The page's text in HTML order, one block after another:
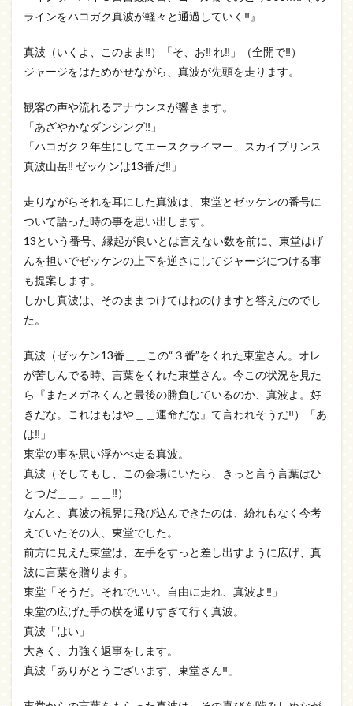
ラインをハコガク真波が軽々と通過していく‼』
真波（いくよ、このまま‼）「そ、お‼ れ‼」（全開で‼）
ジャージをはためかせながら、真波が先頭を走ります。
観客の声や流れるアナウンスが響きます。
「あざやかなダンシング‼」
「ハコガク２年生にしてエースクライマー、スカイプリンス
真波山岳‼ ゼッケンは13番だ‼」
走りながらそれを耳にした真波は、東堂とゼッケンの番号に
ついて語った時の事を思い出します。
13という番号、縁起が良いとは言えない数を前に、東堂はげ
んを担いでゼッケンの上下を逆さにしてジャージにつける事
も提案します。
しかし真波は、そのままつけてはねのけますと答えたのでし
た。
真波（ゼッケン13番＿＿この“３番”をくれた東堂さん。オレ
が苦しんでる時、言葉をくれた東堂さん。今この状況を見た
ら『またメガネくんと最後の勝負しているのか、真波よ。好
きだな。これはもはや＿＿運命だな』て言われそうだ‼）「あ
は‼」
東堂の事を思い浮かべ走る真波。
真波（そしてもし、この会場にいたら、きっと言う言葉はひ
とつだ＿＿。＿＿‼）
なんと、真波の視界に飛び込んできたのは、紛れもなく今考
えていたその人、東堂でした。
前方に見えた東堂は、左手をすっと差し出すように広げ、真
波に言葉を贈ります。
東堂「そうだ。それでいい。自由に走れ、真波よ‼」
東堂の広げた手の横を通りすぎて行く真波。
真波「はい」
大きく、力強く返事をします。
真波「ありがとうございます、東堂さん‼」